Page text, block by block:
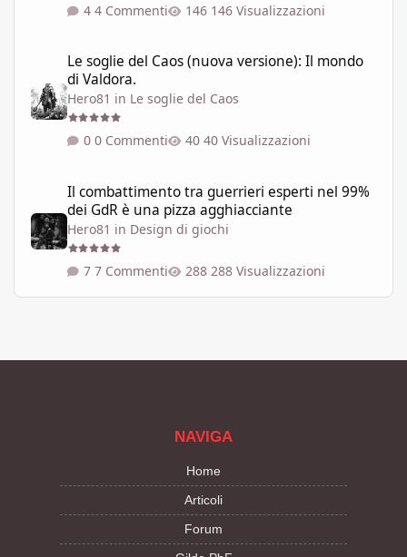
4 Commenti 146 Visualizzazioni
Le soglie del Caos (nuova versione): Il mondo
di Valdora.
Hero81 in Le soglie del Caos
0 Commenti 40 Visualizzazioni
Il combattimento tra guerrieri esperti nel 99%
dei GdR è una pizza agghiacciante
Hero81 in Design di giochi
7 Commenti 288 Visualizzazioni
NAVIGA
Home
Articoli
Forum